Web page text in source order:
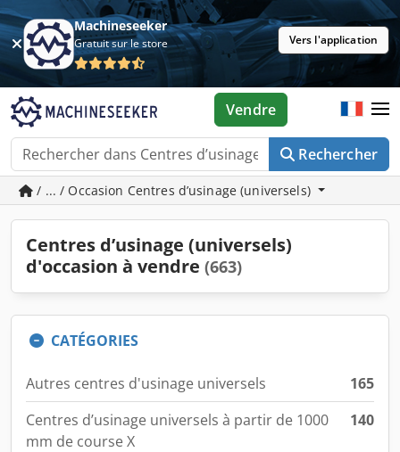
Machineseeker
Gratuit sur le store Vers l'application
Rechercher
Vendre
/ ... / Occasion Centres d’usinage (universels)
Centres d’usinage (universels)
d'occasion à vendre (663)
CATÉGORIES
Autres centres d'usinage universels
165
Centres d’usinage universels à partir de 1000
mm de course X
140